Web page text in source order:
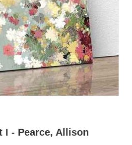
I - Pearce, Allison